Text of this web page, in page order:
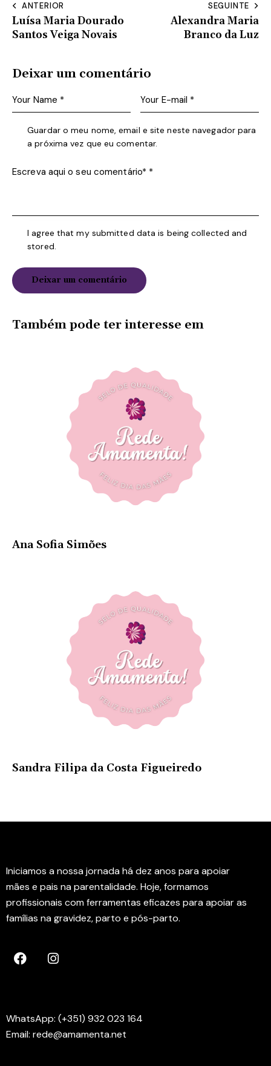
ANTERIOR
Luísa Maria Dourado
Santos Veiga Novais
SEGUINTE
Alexandra Maria
Branco da Luz
Deixar um comentário
Guardar o meu nome, email e site neste navegador para
a próxima vez que eu comentar.
I agree that my submitted data is being collected and
stored.
Também pode ter interesse em
Ana Sofia Simões
Sandra Filipa da Costa Figueiredo
Iniciamos a nossa jornada há dez anos para apoiar
mães e pais na parentalidade. Hoje, formamos
profissionais com ferramentas eficazes para apoiar as
famílias na gravidez, parto e pós-parto.
WhatsApp: (+351) 932 023 164
Email: rede@amamenta.net